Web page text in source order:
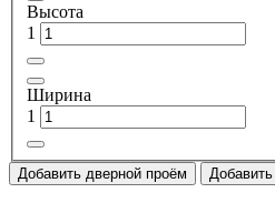
Высота
1
Ширина
1
Добавить дверной проём